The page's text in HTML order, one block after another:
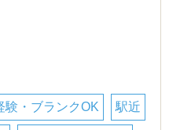
験・ブランクOK 駅近